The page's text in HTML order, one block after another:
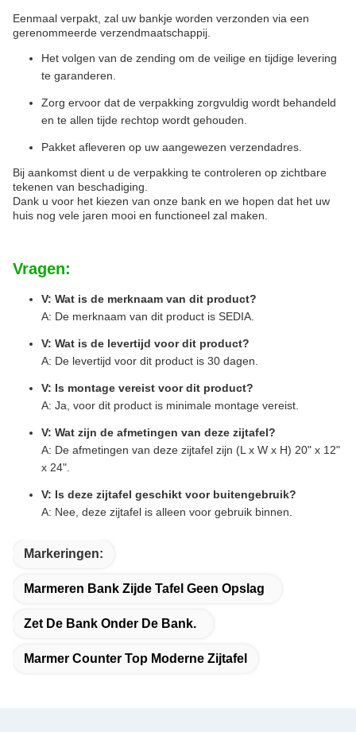
Eenmaal verpakt, zal uw bankje worden verzonden via een
gerenommeerde verzendmaatschappij.
Het volgen van de zending om de veilige en tijdige levering
te garanderen.
Zorg ervoor dat de verpakking zorgvuldig wordt behandeld
en te allen tijde rechtop wordt gehouden.
Pakket afleveren op uw aangewezen verzendadres.
Bij aankomst dient u de verpakking te controleren op zichtbare
tekenen van beschadiging.
Dank u voor het kiezen van onze bank en we hopen dat het uw
huis nog vele jaren mooi en functioneel zal maken.
Vragen:
V: Wat is de merknaam van dit product?
A: De merknaam van dit product is SEDIA.
V: Wat is de levertijd voor dit product?
A: De levertijd voor dit product is 30 dagen.
V: Is montage vereist voor dit product?
A: Ja, voor dit product is minimale montage vereist.
V: Wat zijn de afmetingen van deze zijtafel?
A: De afmetingen van deze zijtafel zijn (L x W x H) 20" x 12"
x 24".
V: Is deze zijtafel geschikt voor buitengebruik?
A: Nee, deze zijtafel is alleen voor gebruik binnen.
Markeringen:
Marmeren Bank Zijde Tafel Geen Opslag
Zet De Bank Onder De Bank.
Marmer Counter Top Moderne Zijtafel